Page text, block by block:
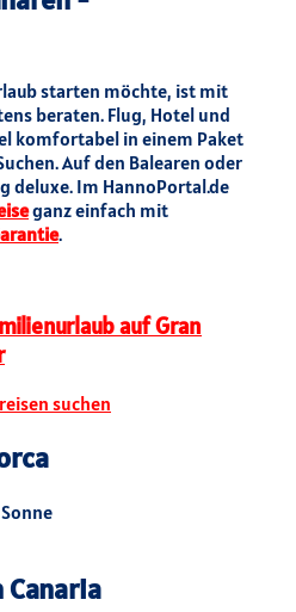
starten möchte, ist mit
beraten. Flug, Hotel und
komfortabel in einem Paket
Auf den Balearen oder
deluxe. Im HannoPortal.de
ganz einfach mit
.
auf Gran
suchen
Canaria